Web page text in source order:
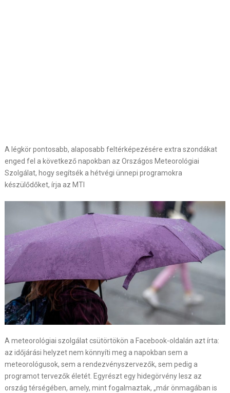
A légkör pontosabb, alaposabb feltérképezésére extra szondákat
enged fel a következő napokban az Országos Meteorológiai
Szolgálat, hogy segítsék a hétvégi ünnepi programokra
készülődőket, írja az MTI
A meteorológiai szolgálat csütörtökön a Facebook-oldalán azt írta:
az időjárási helyzet nem könnyíti meg a napokban sem a
meteorológusok, sem a rendezvényszervezők, sem pedig a
programot tervezők életét. Egyrészt egy hidegörvény lesz az
ország térségében, amely, mint fogalmaztak, „már önmagában is